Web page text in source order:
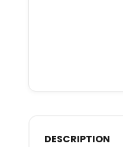
DESCRIPTION